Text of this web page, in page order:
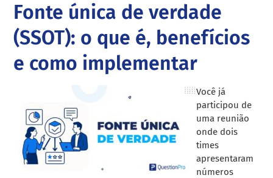
Fonte única de verdade
(SSOT): o que é, benefícios
e como implementar
Você já
participou de
uma reunião
onde dois
times
apresentaram
números